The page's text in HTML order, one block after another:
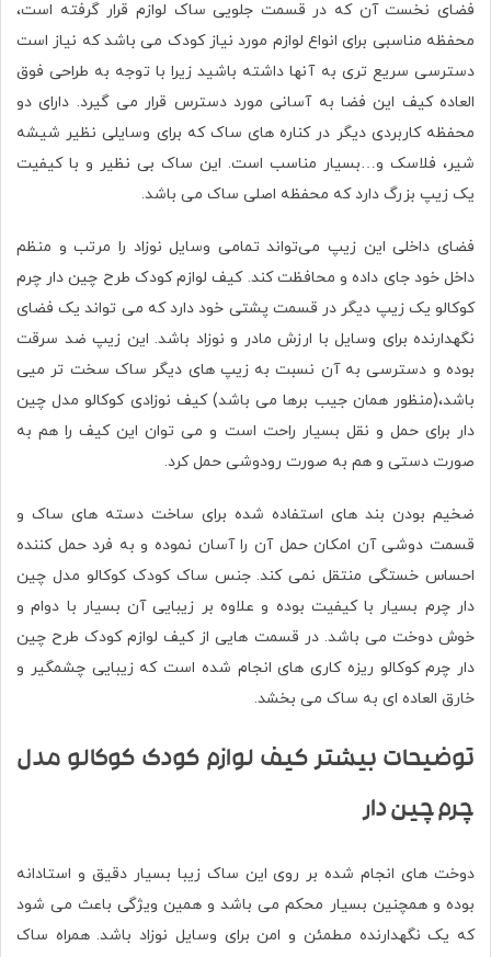
فضای نخست آن که در قسمت جلویی ساک لوازم قرار گرفته است،
محفظه مناسبی برای انواع لوازم مورد نیاز کودک می باشد که نیاز است
دسترسی سریع تری به آنها داشته باشید زیرا با توجه به طراحی فوق
العاده کیف این فضا به آسانی مورد دسترس قرار می گیرد. دارای دو
محفظه کاربردی دیگر در کناره های ساک که برای وسایلی نظیر شیشه
شیر، فلاسک و…بسیار مناسب است. این ساک بی نظیر و با کیفیت
یک زیپ بزرگ دارد که محفظه اصلی ساک می باشد.
فضای داخلی این زیپ می‌تواند تمامی وسایل نوزاد را مرتب و منظم
داخل خود جای داده و محافظت کند. کیف لوازم کودک طرح چین دار چرم
کوکالو یک زیپ دیگر در قسمت پشتی خود دارد که می تواند یک فضای
نگهدارنده برای وسایل با ارزش مادر و نوزاد باشد. این زیپ ضد سرقت
بوده و دسترسی به آن نسبت به زیپ های دیگر ساک سخت تر میی
باشد،(منظور همان جیب برها می باشد) کیف نوزادی کوکالو مدل چین
دار برای حمل و نقل بسیار راحت است و می توان این کیف را هم به
صورت دستی و هم به صورت رودوشی حمل کرد.
ضخیم بودن بند های استفاده شده برای ساخت دسته های ساک و
قسمت دوشی آن امکان حمل آن را آسان نموده و به فرد حمل کننده
احساس خستگی منتقل نمی کند. جنس ساک کودک کوکالو مدل چین
دار چرم بسیار با کیفیت بوده و علاوه بر زیبایی آن بسیار با دوام و
خوش دوخت می باشد. در قسمت هایی از کیف لوازم کودک طرح چین
دار چرم کوکالو ریزه کاری های انجام شده است که زیبایی چشمگیر و
خارق العاده ای به ساک می بخشد.
توضیحات بیشتر کیف لوازم کودک کوکالو مدل
چرم چین دار
دوخت های انجام شده بر روی این ساک زیبا بسیار دقیق و استادانه
بوده و همچنین بسیار محکم می باشد و همین ویژگی باعث می شود
که یک نگهدارنده مطمئن و امن برای وسایل نوزاد باشد. همراه ساک